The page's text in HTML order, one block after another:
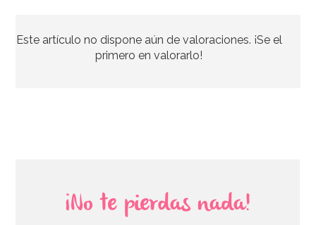
Este artículo no dispone aún de valoraciones. ¡Se el
primero en valorarlo!
¡No te pierdas nada!